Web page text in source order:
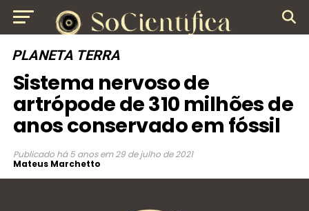
PLANETA TERRA
Sistema nervoso de
artrópode de 310 milhões de
anos conservado em fóssil
Publicado há 5 anos em 29 de julho de 2021
Mateus Marchetto